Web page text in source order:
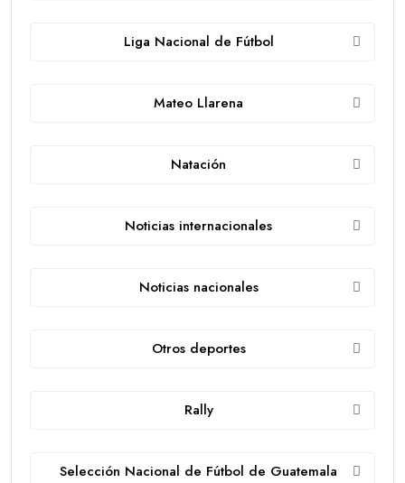
Liga Nacional de Fútbol
Mateo Llarena
Natación
Noticias internacionales
Noticias nacionales
Otros deportes
Rally
Selección Nacional de Fútbol de Guatemala